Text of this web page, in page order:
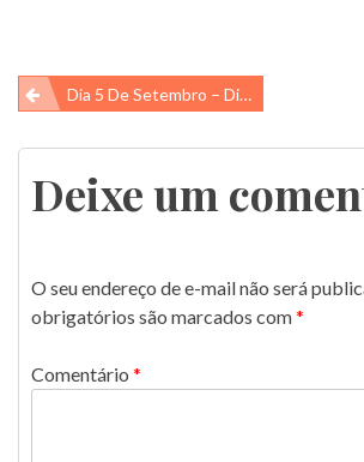
Navegação
de
Post
Dia 5 De Setembro – Dia Da Amazônia
Deixe um
O seu endereço de e-mail não será
obrigatórios são marcados com*
Comentário *